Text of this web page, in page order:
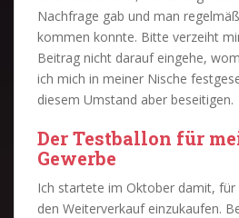
Nachfrage gab und man
kommen konnte. Bitte verzeiht
Beitrag nicht darauf eingehe,
ich mich in meiner Nische
diesem Umstand aber beseitigen.
Der Testballon für
Gewerbe
Ich startete im Oktober damit, für
den Weiterverkauf einzukaufen.